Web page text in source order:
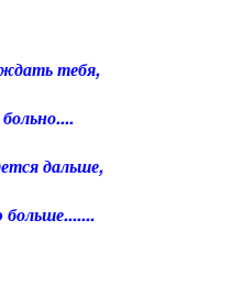
тебя,
дальше,